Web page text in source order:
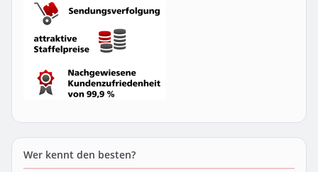
Wer kennt den besten?